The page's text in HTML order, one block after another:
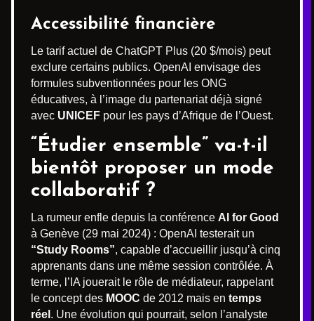
Accessibilité financière
Le tarif actuel de ChatGPT Plus (20 $/mois) peut
exclure certains publics. OpenAI envisage des
formules subventionnées pour les ONG
éducatives, à l’image du partenariat déjà signé
avec UNICEF pour les pays d’Afrique de l’Ouest.
“Étudier ensemble” va-t-il
bientôt proposer un mode
collaboratif ?
La rumeur enfle depuis la conférence AI for Good
à Genève (29 mai 2024) : OpenAI testerait un
“Study Rooms”, capable d’accueillir jusqu’à cinq
apprenants dans une même session contrôlée. À
terme, l’IA jouerait le rôle de médiateur, rappelant
le concept des MOOC de 2012 mais en temps
réel . Une évolution qui pourrait, selon l’analyste